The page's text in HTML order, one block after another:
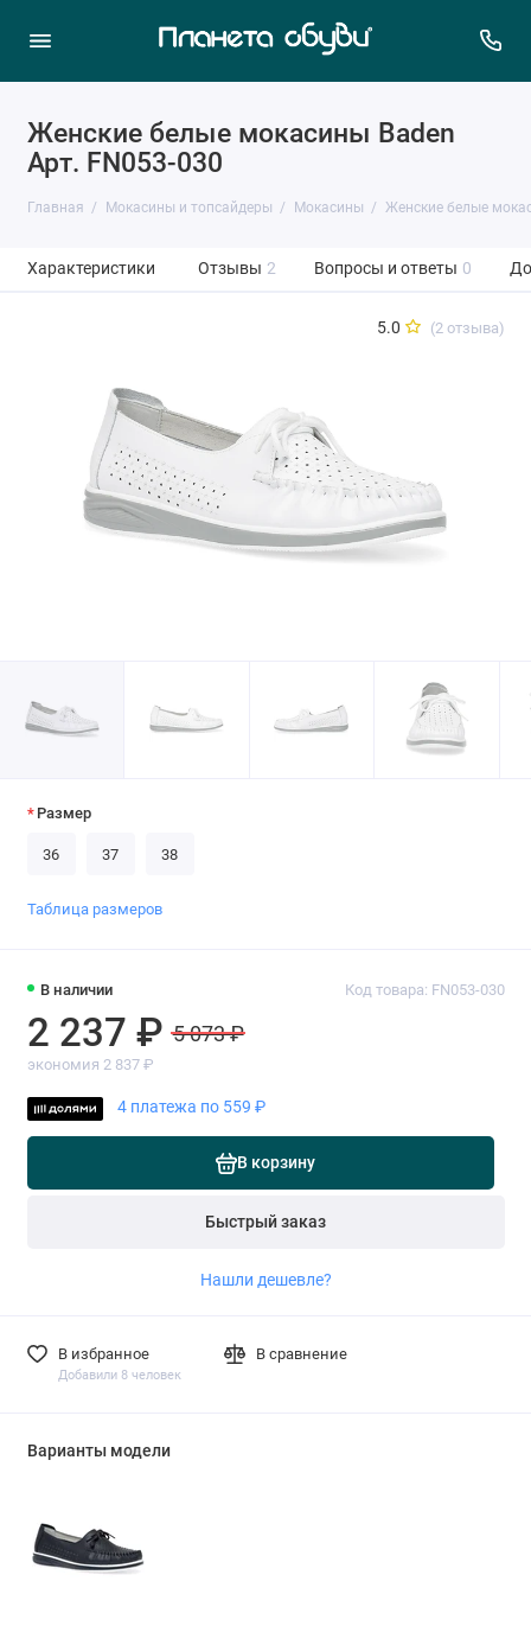
Женские белые мокасины Baden
Арт. FN053-030
Главная Мокасины и топсайдеры Мокасины Женские белые
Характеристики Отзывы 2 Вопросы и ответы 0
5.0 (2 отзыва)
В наличии Код товара: FN053-030
2 237 ₽ 5 073 ₽
экономия 2 837 ₽
4 платежа по 559 ₽
В корзину
Быстрый заказ
Нашли дешевле?
В избранное
Добавили 8 человек
В сравнение
Размер
36 37 38
Таблица размеров
Варианты модели